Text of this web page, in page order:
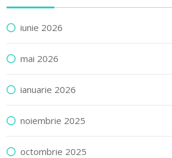
iunie 2026
mai 2026
ianuarie 2026
noiembrie 2025
octombrie 2025